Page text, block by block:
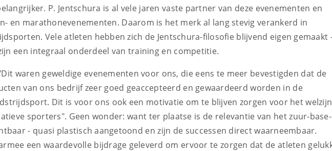
P. Jentschura is al vele jaren vaste partner van deze evenementen en
en marathonevenementen. Daarom is het merk al lang stevig verankerd in
Vele atleten hebben zich de Jentschura-filosofie blijvend eigen gemaakt
een integraal onderdeel van training en competitie.
waren geweldige evenementen voor ons, die eens te meer bevestigden dat de
van ons bedrijf zeer goed geaccepteerd en gewaardeerd worden in de
Dit is voor ons ook een motivatie om te blijven zorgen voor het welzijn
sporters". Geen wonder: want ter plaatse is de relevantie van het zuur-base-
- quasi plastisch aangetoond en zijn de successen direct waarneembaar.
een waardevolle bijdrage geleverd om ervoor te zorgen dat de atleten